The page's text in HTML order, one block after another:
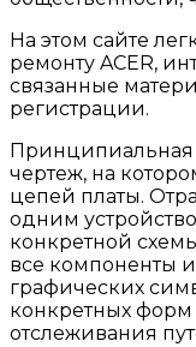
На этом сайте
ремонту ACER,
связанные
регистрации.
Принципиальная
чертеж, на
цепей платы.
одним
конкретной
все компоненты
графических
конкретных форм
отслеживания